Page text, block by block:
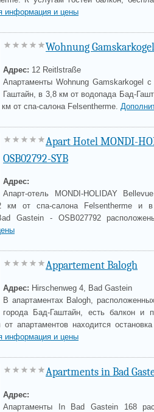
информация и цены
Wohnung Gamskarkogel
Адрес: 12 Reitlstraße
Апартаменты Wohnung Gamskarkogel
Гаштайн, в 3,8 км от водопада Бад-
от спа-салона Felsentherme.
Apart Hotel MONDI-
OSB02792-SYB
Адрес:
Апарт-отель MONDI-HOLIDAY
км от спа-салона Felsentherme и
Gastein - OSB027792
Appartement Balogh
Адрес: Hirschenweg 4, Bad Gastein
В апартаментах Balogh,
города Бад-Гаштайн, есть балкон и
апартаментов находится
информация и цены
Apartments in Bad
Адрес:
Апартаменты In Bad Gastein 168